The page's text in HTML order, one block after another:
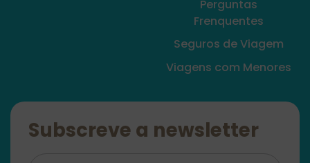
Perguntas
Frenquentes
Seguros de Viagem
Viagens com Menores
Subscreve a newsletter